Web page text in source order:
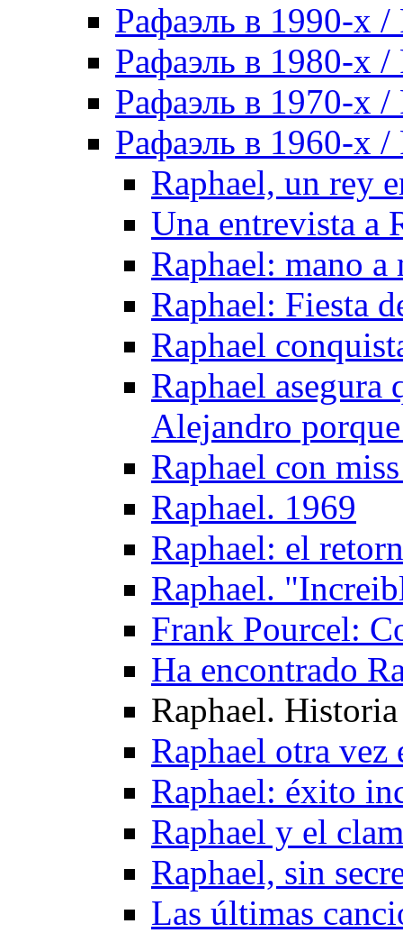
Рафаэль в 1990-х /
Рафаэль в 1980-х /
Рафаэль в 1970-х /
Рафаэль в 1960-х /
Raphael, un rey
Una entrevista a
Raphael: mano a
Raphael: Fiesta
Raphael
Raphael
Alejandro
Raphael con
Raphael. 1969
Raphael: el
Raphael.
Frank Pourcel:
Ha encontrado
Raphael.
Raphael otra
Raphael: éxito
Raphael y el
Raphael, sin
Las últimas